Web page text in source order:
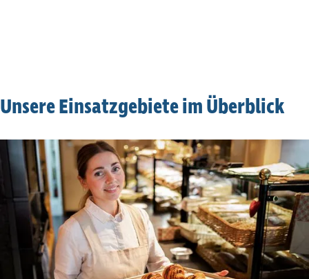
Unsere Einsatz­ge­biete im Überblick